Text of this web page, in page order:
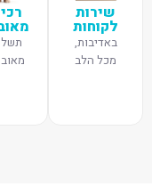
שירות
לקוחות
באדיבות,
מכל הלב